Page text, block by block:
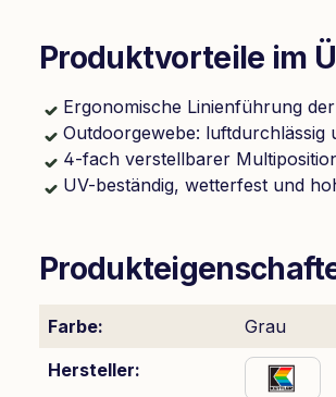
Produktvorteile im
Ergonomische Linienführung
Outdoorgewebe: luftdurchlässig
4-fach verstellbarer
UV-beständig, wetterfest und
Farbe:
Grau
Hersteller: